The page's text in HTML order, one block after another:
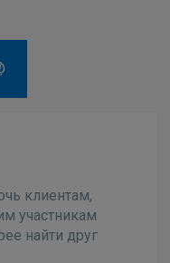
клиентам,
участникам
найти друг